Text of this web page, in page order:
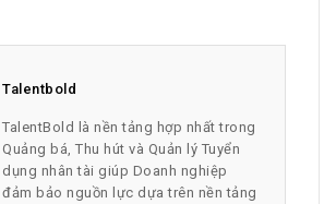
Talentbold
TalentBold là nền tảng hợp nhất trong
Quảng bá, Thu hút và Quản lý Tuyển
dụng nhân tài giúp Doanh nghiệp
đảm bảo nguồn lực dựa trên nền tảng